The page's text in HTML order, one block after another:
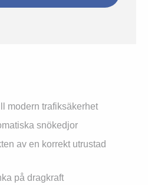
modern trafiksäkerhet
snökedjor
av en korrekt utrustad
på dragkraft